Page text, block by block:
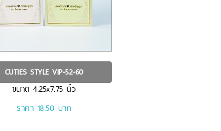
CUTIES STYLEVIP-52-60
ขนาด4.25x7.75 นิ้ว
ราคา 18.50 บาท